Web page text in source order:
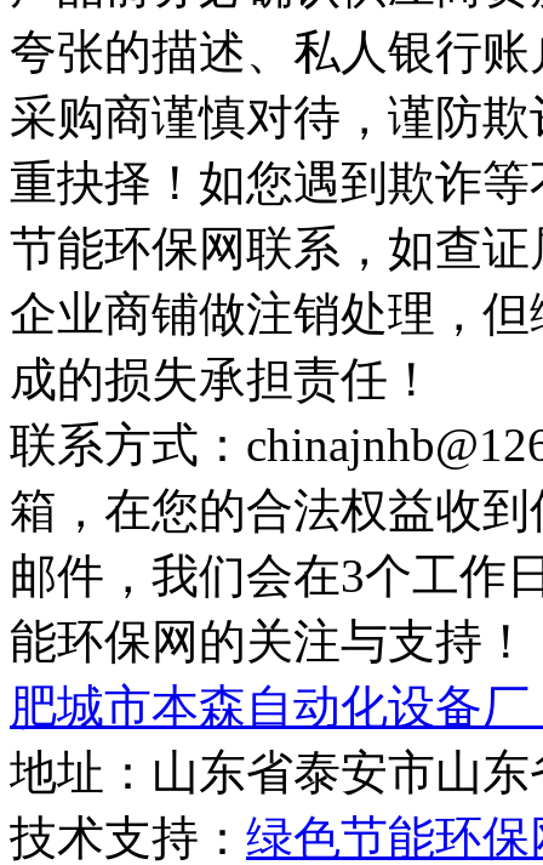
夸张的描述、私人银行
采购商谨慎对待，谨防
重抉择！如您遇到欺诈
节能环保网联系，如查
企业商铺做注销处理，
成的损失承担责任！
联系方式：
箱，在您的合法权益收
邮件，我们会在3个工作
能环保网的关注与支持！
肥城市本森自动化设备
地址：山东省泰安市山
技术支持： 绿色节能环保